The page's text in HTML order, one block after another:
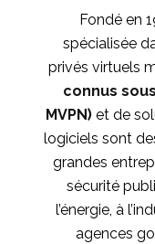
Fondé en
spécialisée
privés virtuels
connus
MVPN)et de
logiciels sont
grandes
sécurité
l’énergie, à
agences